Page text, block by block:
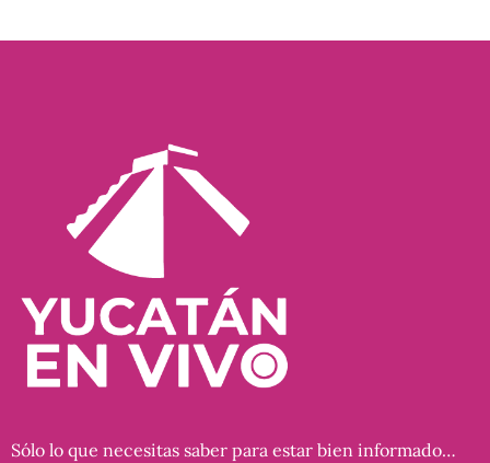
Sólo lo que necesitas saber para estar bien informado…